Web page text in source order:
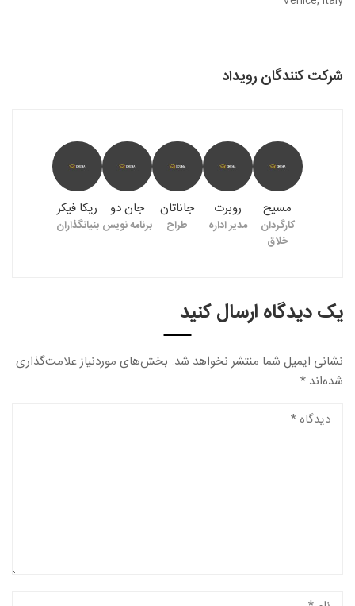
شرکت کنندگان رویداد
مسیح
کارگردان
خلاق
روبرت
مدیر اداره
جاناتان
طراح
جان دو
برنامه نویس
ریکا فیکر
بنیانگذاران
یک دیدگاه ارسال کنید
نشانی ایمیل شما منتشر نخواهد شد. بخش‌های موردنیاز علامت‌گذاری
شده‌اند *